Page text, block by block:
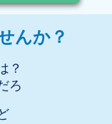
んか？
？
ろ